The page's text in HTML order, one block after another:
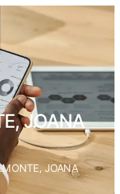
JOANA
JOANA